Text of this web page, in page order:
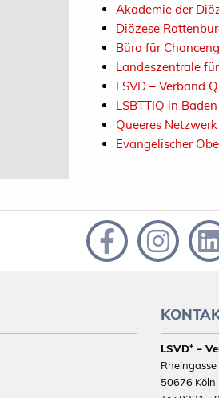
Akademie der
Diözese
Büro für
Landeszentrale
LSVD – Verband
LSBTTIQ in
Queeres
Evangelischer
LSVD⁺ –
Rheingasse
50676 Köln